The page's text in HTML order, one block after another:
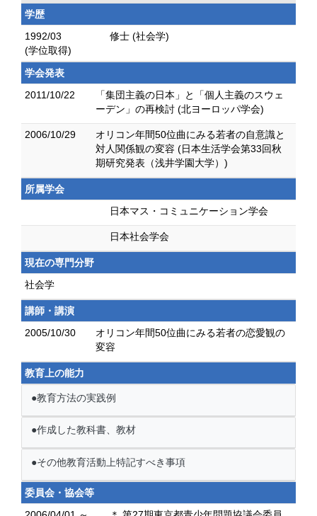
学歴
1992/03
(学位取得)
修士 (社会学)
学会発表
2011/10/22
「集団主義の日本」と「個人主義のスウェ
ーデン」の再検討 (北ヨーロッパ学会)
2006/10/29
オリコン年間50位曲にみる若者の自意識と
対人関係観の変容 (日本生活学会第33回秋
期研究発表（浅井学園大学）)
所属学会
日本マス・コミュニケーション学会
日本社会学会
現在の専門分野
社会学
講師・講演
2005/10/30
オリコン年間50位曲にみる若者の恋愛観の
変容
教育上の能力
●教育方法の実践例
●作成した教科書、教材
●その他教育活動上特記すべき事項
委員会・協会等